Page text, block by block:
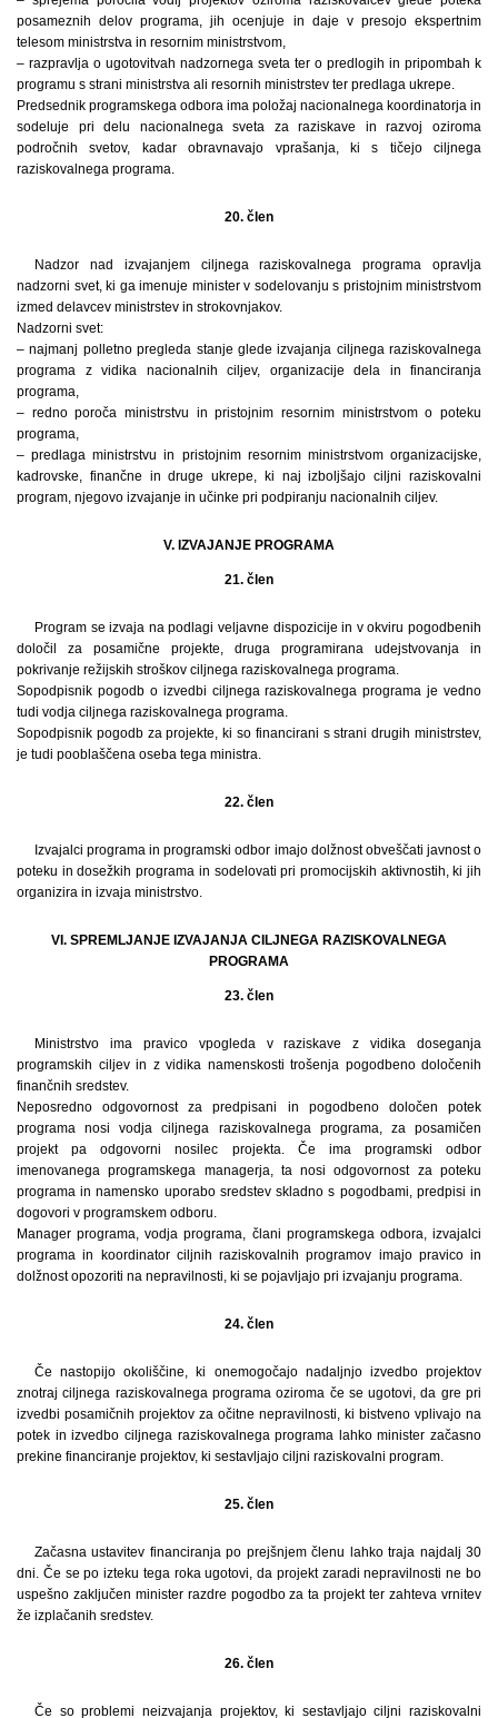
posameznih delov programa, jih ocenjuje in daje v presojo ekspertnim
telesom ministrstva in resornim ministrstvom,
– razpravlja o ugotovitvah nadzornega sveta ter o predlogih in pripombah k
programu s strani ministrstva ali resornih ministrstev ter predlaga ukrepe.
Predsednik programskega odbora ima položaj nacionalnega koordinatorja in
sodeluje pri delu nacionalnega sveta za raziskave in razvoj oziroma
področnih svetov, kadar obravnavajo vprašanja, ki s tičejo ciljnega
raziskovalnega programa.
20. člen
Nadzor nad izvajanjem ciljnega raziskovalnega programa opravlja
nadzorni svet, ki ga imenuje minister v sodelovanju s pristojnim ministrstvom
izmed delavcev ministrstev in strokovnjakov.
Nadzorni svet:
– najmanj polletno pregleda stanje glede izvajanja ciljnega raziskovalnega
programa z vidika nacionalnih ciljev, organizacije dela in financiranja
programa,
– redno poroča ministrstvu in pristojnim resornim ministrstvom o poteku
programa,
– predlaga ministrstvu in pristojnim resornim ministrstvom organizacijske,
kadrovske, finančne in druge ukrepe, ki naj izboljšajo ciljni raziskovalni
program, njegovo izvajanje in učinke pri podpiranju nacionalnih ciljev.
V. IZVAJANJE PROGRAMA
21. člen
Program se izvaja na podlagi veljavne dispozicije in v okviru pogodbenih
določil za posamične projekte, druga programirana udejstvovanja in
pokrivanje režijskih stroškov ciljnega raziskovalnega programa.
Sopodpisnik pogodb o izvedbi ciljnega raziskovalnega programa je vedno
tudi vodja ciljnega raziskovalnega programa.
Sopodpisnik pogodb za projekte, ki so financirani s strani drugih ministrstev,
je tudi pooblaščena oseba tega ministra.
22. člen
Izvajalci programa in programski odbor imajo dolžnost obveščati javnost o
poteku in dosežkih programa in sodelovati pri promocijskih aktivnostih, ki jih
organizira in izvaja ministrstvo.
VI. SPREMLJANJE IZVAJANJA CILJNEGA RAZISKOVALNEGA
PROGRAMA
23. člen
Ministrstvo ima pravico vpogleda v raziskave z vidika doseganja
programskih ciljev in z vidika namenskosti trošenja pogodbeno določenih
finančnih sredstev.
Neposredno odgovornost za predpisani in pogodbeno določen potek
programa nosi vodja ciljnega raziskovalnega programa, za posamičen
projekt pa odgovorni nosilec projekta. Če ima programski odbor
imenovanega programskega managerja, ta nosi odgovornost za poteku
programa in namensko uporabo sredstev skladno s pogodbami, predpisi in
dogovori v programskem odboru.
Manager programa, vodja programa, člani programskega odbora, izvajalci
programa in koordinator ciljnih raziskovalnih programov imajo pravico in
dolžnost opozoriti na nepravilnosti, ki se pojavljajo pri izvajanju programa.
24. člen
Če nastopijo okoliščine, ki onemogočajo nadaljnjo izvedbo projektov
znotraj ciljnega raziskovalnega programa oziroma če se ugotovi, da gre pri
izvedbi posamičnih projektov za očitne nepravilnosti, ki bistveno vplivajo na
potek in izvedbo ciljnega raziskovalnega programa lahko minister začasno
prekine financiranje projektov, ki sestavljajo ciljni raziskovalni program.
25. člen
Začasna ustavitev financiranja po prejšnjem členu lahko traja najdalj 30
dni. Če se po izteku tega roka ugotovi, da projekt zaradi nepravilnosti ne bo
uspešno zaključen minister razdre pogodbo za ta projekt ter zahteva vrnitev
že izplačanih sredstev.
26. člen
Če so problemi neizvajanja projektov, ki sestavljajo ciljni raziskovalni